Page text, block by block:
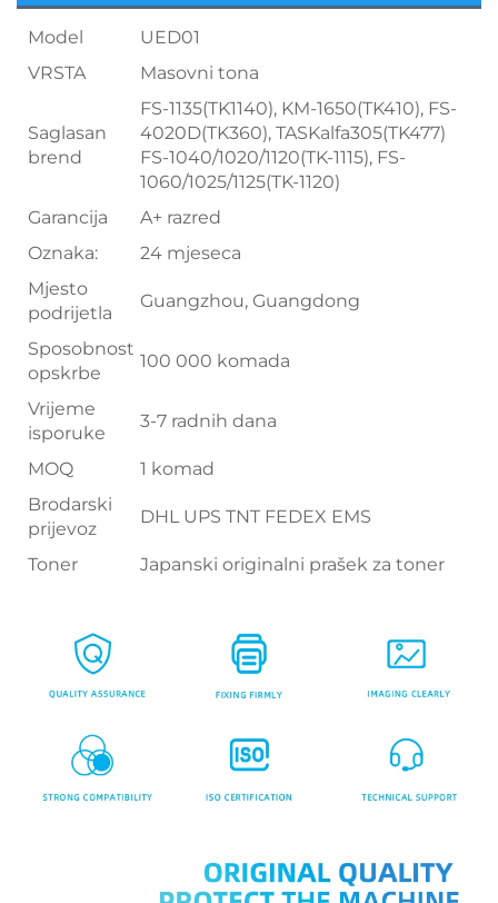
Model
UED01
VRSTA
Masovni tona
Saglasan
brend
FS-1135(TK1140), KM-1650(TK410), FS-
4020D(TK360), TASKalfa305(TK477)
FS-1040/1020/1120(TK-1115), FS-
1060/1025/1125(TK-1120)
Garancija
A+ razred
Oznaka:
24 mjeseca
Mjesto
podrijetla
Guangzhou, Guangdong
Sposobnost
opskrbe
100 000 komada
Vrijeme
isporuke
3-7 radnih dana
MOQ
1 komad
Brodarski
prijevoz
DHL UPS TNT FEDEX EMS
Toner Japanski originalni prašek za toner